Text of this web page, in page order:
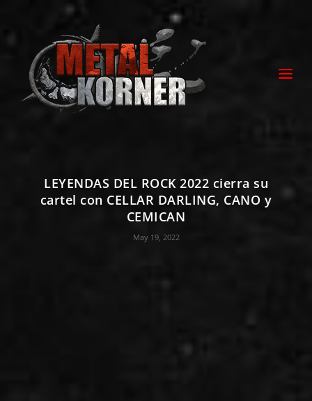
LEYENDAS DEL ROCK 2022 cierra su
cartel con CELLAR DARLING, CANO y
CEMICAN
May 19, 2022